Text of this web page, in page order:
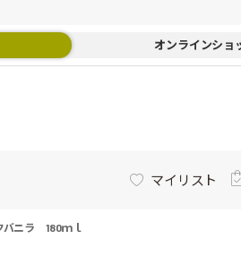
オンラインショ
マイリスト
バニラ 180ｍｌ